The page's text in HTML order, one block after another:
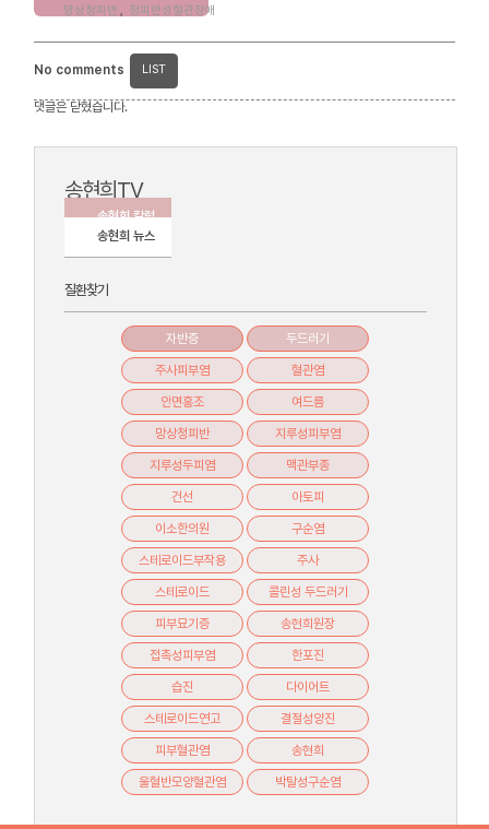
망상청피반 , 청피반성혈관장애
No comments LIST
댓글은 닫혔습니다.
송현희TV
송현희 칼럼
송현희 뉴스
질환찾기
자반증 두드러기
주사피부염 혈관염
안면홍조 여드름
망상청피반 지루성피부염
지루성두피염 맥관부종
건선 아토피
이소한의원 구순염
스테로이드부작용 주사
스테로이드 콜린성 두드러기
피부묘기증 송현희원장
접촉성피부염 한포진
습진 다이어트
스테로이드연고 결절성양진
피부혈관염 송현희
울혈반모양혈관염 박탈성구순염